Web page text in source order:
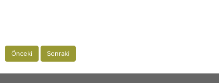
Önceki Sonraki